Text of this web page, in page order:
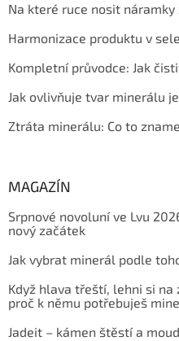
Na které ruce nosit
Harmonizace produktu v
Kompletní průvodce: Jak
Jak ovlivňuje tvar minerálu
Ztráta minerálu: Co to
MAGAZÍN
Srpnové novoluní ve Lvu
nový začátek
Jak vybrat minerál podle
Když hlava třeští, lehni si na
proč k němu potřebuješ
Jadeit – kámen štěstí a